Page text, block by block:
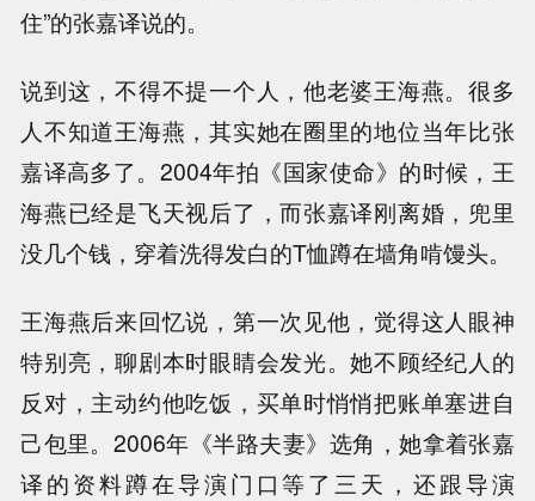
住”的张嘉译说的。
说到这，不得不提一个人，他老婆王海燕。很多
人不知道王海燕，其实她在圈里的地位当年比张
嘉译高多了。2004年拍《国家使命》的时候，王
海燕已经是飞天视后了，而张嘉译刚离婚，兜里
没几个钱，穿着洗得发白的T恤蹲在墙角啃馒头。
王海燕后来回忆说，第一次见他，觉得这人眼神
特别亮，聊剧本时眼睛会发光。她不顾经纪人的
反对，主动约他吃饭，买单时悄悄把账单塞进自
己包里。2006年《半路夫妻》选角，她拿着张嘉
译的资料蹲在导演门口等了三天，还跟导演